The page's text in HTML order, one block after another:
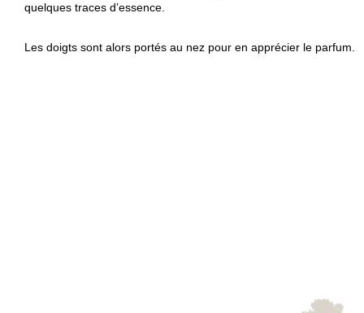
quelques traces d’essence.
Les doigts sont alors portés au nez pour en apprécier le parfum.